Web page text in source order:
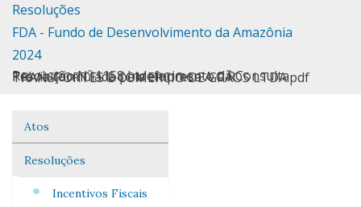
Resoluções
FDA - Fundo de Desenvolvimento da Amazônia
2024
Resolução Nº 1158 Indeferimento da Consulta Prévia formulada pela empresa A C R TRANSPORTES E COMERCIO DE GRÃOS LTDA.pdf
Navegação
Atos
Resoluções
Incentivos Fiscais